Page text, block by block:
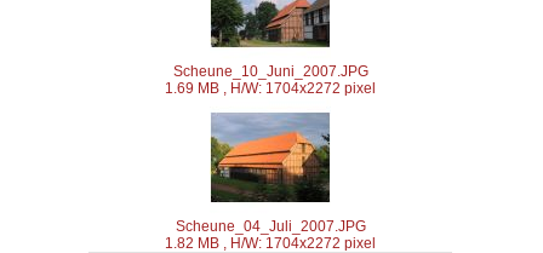
Scheune_10_Juni_2007.JPG
1.69 MB , H/W: 1704x2272 pixel
Scheune_04_Juli_2007.JPG
1.82 MB , H/W: 1704x2272 pixel